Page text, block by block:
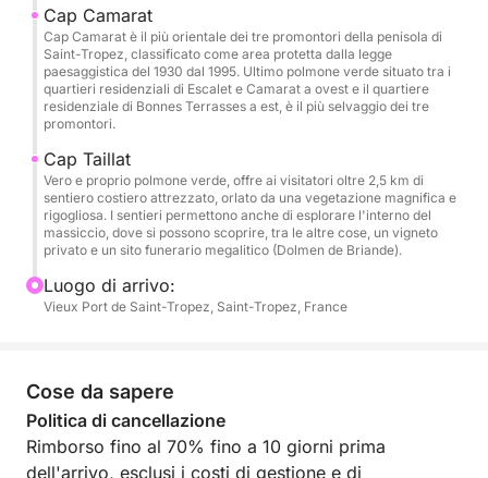
Pranzo facoltativo in un ristorante sulla spiaggia
Navigazione verso Cap Taillat
Nuoto in acque cristalline
Sport acquatici e relax all'ancora
Rientro a Saint-Tropez nel tardo pomeriggio
Una giornata ideale per scoprire i più begli
ancoraggi con un'escursione in barca a Pampelonne
o a Cap Taillat.
Stand-up paddleboarding
Scooter subacqueo
Wakeboard
Gite in ciambella trainabile
Cap Camarat
Cap Camarat è il più orientale dei tre promontori della penisola di
Saint-Tropez, classificato come area protetta dalla legge
paesaggistica del 1930 dal 1995. Ultimo polmone verde situato tra i
quartieri residenziali di Escalet e Camarat a ovest e il quartiere
residenziale di Bonnes Terrasses a est, è il più selvaggio dei tre
promontori.
Cap Taillat
Vero e proprio polmone verde, offre ai visitatori oltre 2,5 km di
sentiero costiero attrezzato, orlato da una vegetazione magnifica e
rigogliosa. I sentieri permettono anche di esplorare l'interno del
massiccio, dove si possono scoprire, tra le altre cose, un vigneto
privato e un sito funerario megalitico (Dolmen de Briande).
Luogo di arrivo:
Vieux Port de Saint-Tropez, Saint-Tropez, France
Cose da sapere
Politica di cancellazione
Rimborso fino al 70% fino a 10 giorni prima
dell'arrivo, esclusi i costi di gestione e di